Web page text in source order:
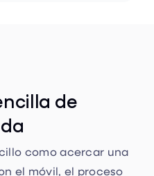
de
como acercar una
el móvil, el proceso
la rutina de tu equipo.